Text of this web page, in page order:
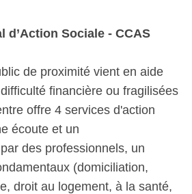
d’Action Sociale - CCAS
de proximité vient en aide
financière ou fragilisées
offre 4 services d'action
écoute et un
des professionnels, un
(domiciliation,
droit au logement, à la santé,